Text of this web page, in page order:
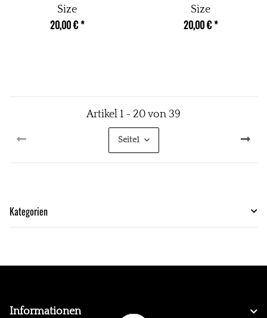
Size
20,00 €*
Size
20,00 €*
Artikel 1 - 20 von 39
Seite1
Kategorien
Informationen